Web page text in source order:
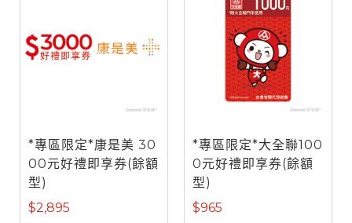
*專區限定*康是美 30
00元好禮即享券(餘額
型)
$2,895
*專區限定*大全聯100
0元好禮即享券(餘額
型)
$965